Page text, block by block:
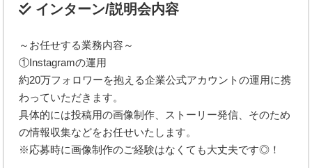
インターン/説明会内容
～お任せする業務内容～
①Instagramの運用
約20万フォロワーを抱える企業公式アカウントの運用に携
わっていただきます。
具体的には投稿用の画像制作、ストーリー発信、そのため
の情報収集などをお任せいたします。
※応募時に画像制作のご経験はなくても大丈夫です◎！